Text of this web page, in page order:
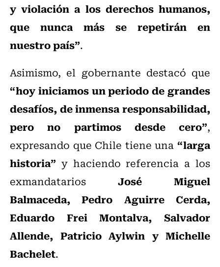
y violación a los derechos humanos,
que nunca más se repetirán en
nuestro país”.
Asimismo, el gobernante destacó que
“hoy iniciamos un periodo de grandes
desafíos, de inmensa responsabilidad,
pero no partimos desde cero”,
expresando que Chile tiene una “larga
historia” y haciendo referencia a los
exmandatarios José Miguel
Balmaceda, Pedro Aguirre Cerda,
Eduardo Frei Montalva, Salvador
Allende, Patricio Aylwin y Michelle
Bachelet.